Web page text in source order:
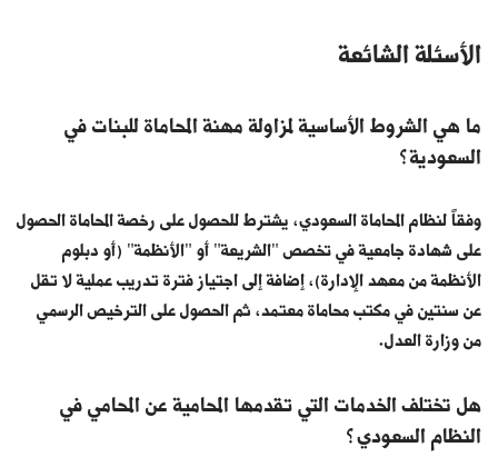
الأسئلة الشائعة
ما هي الشروط الأساسية لمزاولة مهنة المحاماة للبنات في
السعودية؟
وفقاً لنظام المحاماة السعودي، يشترط للحصول على رخصة المحاماة الحصول
على شهادة جامعية في تخصص "الشريعة" أو "الأنظمة" (أو دبلوم
الأنظمة من معهد الإدارة)، إضافة إلى اجتياز فترة تدريب عملية لا تقل
عن سنتين في مكتب محاماة معتمد، ثم الحصول على الترخيص الرسمي
من وزارة العدل.
هل تختلف الخدمات التي تقدمها المحامية عن المحامي في
النظام السعودي؟